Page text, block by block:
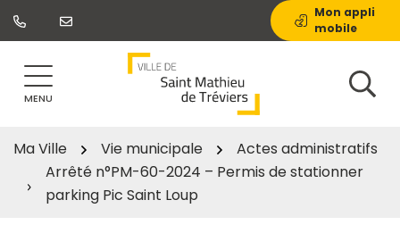
Aller
Mon appli
mobile
MENU
Ma Ville Vie municipale
Actes administratifs
Arrêté n°PM-60-2024 – Permis de stationner
parking Pic Saint Loup